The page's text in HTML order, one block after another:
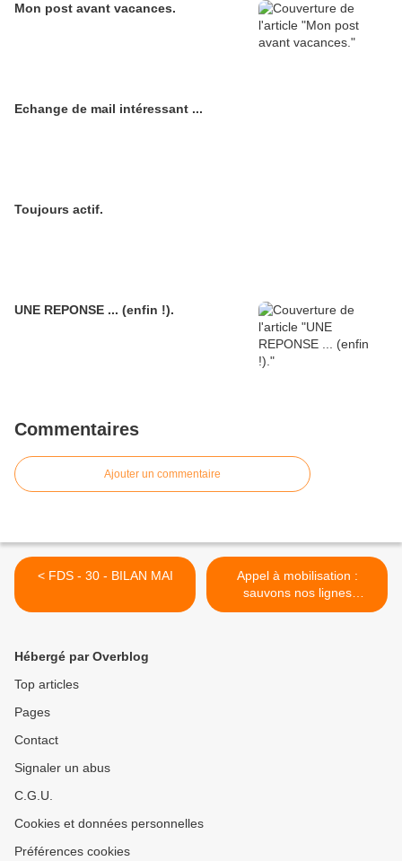
Mon post avant vacances.
Echange de mail intéressant ...
Toujours actif.
UNE REPONSE ... (enfin !).
Commentaires
Ajouter un commentaire
< FDS - 30 - BILAN MAI
Appel à mobilisation :
sauvons nos lignes
ferroviaires. >
Hébergé par Overblog
Top articles
Pages
Contact
Signaler un abus
C.G.U.
Cookies et données personnelles
Préférences cookies